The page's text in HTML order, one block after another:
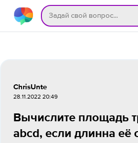
ChrisUnte
28.11.2022 20:49
Вычислите площадь
abcd, если длинна её